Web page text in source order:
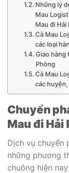
Những lý
Mau
Mau đi Hải
Cà Mau
các loại
Giao hàng
Phòng
Cà Mau
các
Chuyển
Mau đi Hải
Dịch vụ chuyển
những phương
chuông hiện